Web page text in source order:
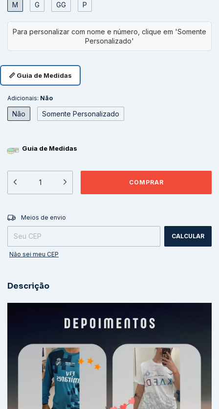
M G GG P
📏 Guia de Medidas
Adicionais: Não
Não Somente Personalizado
Guia de Medidas
Entregas para o CEP:
Meios de envio
CALCULAR
Não sei meu CEP
Descrição